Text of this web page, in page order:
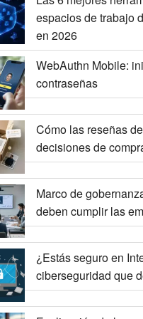
espacios de trabajo
en 2026
WebAuthn Mobile:
contraseñas
Cómo las reseñas
decisiones de
Marco de
deben cumplir las
¿Estás seguro en
ciberseguridad que